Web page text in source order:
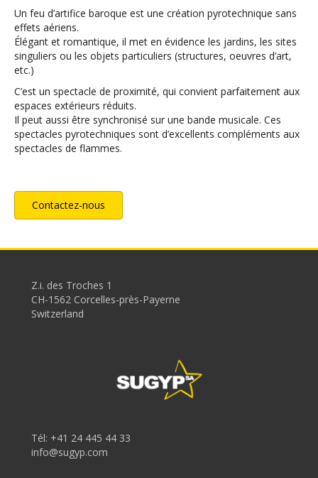
Un feu d’artifice baroque est une création pyrotechnique sans
effets aériens.
Élégant et romantique, il met en évidence les jardins, les sites
singuliers ou les objets particuliers (structures, oeuvres d’art,
etc.)
C’est un spectacle de proximité, qui convient parfaitement aux
espaces extérieurs réduits.
Il peut aussi être synchronisé sur une bande musicale. Ces
spectacles pyrotechniques sont d’excellents compléments aux
spectacles de flammes.
Contactez-nous
Z.i. des Troches 1
CH-1562 Corcelles-près-Payerne
Switzerland
Tél: +41 24 445 44 33
info@sugyp.com